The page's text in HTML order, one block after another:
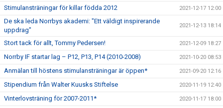
Stimulansträningar för killar födda 2012 2021-12-17 12:00
De ska leda Norrbys akademi: "Ett väldigt inspirerande
uppdrag"
2021-12-13 18:14
Stort tack för allt, Tommy Pedersen! 2021-12-09 18:27
Norrby IF startar lag – P12, P13, P14 (2010-2008) 2021-10-20 08:53
Anmälan till höstens stimulansträningar är öppen* 2021-09-20 12:16
Stipendium från Walter Kuusks Stiftelse 2020-11-19 12:40
Vinterlovsträning för 2007-2011* 2020-11-17 18:00